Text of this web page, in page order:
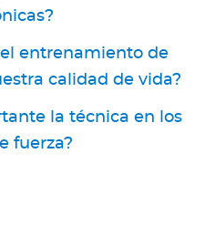
entrenamiento de
calidad de vida?
la técnica en los
fuerza?